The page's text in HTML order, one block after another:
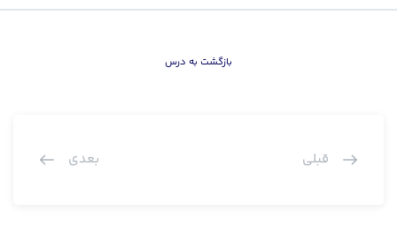
بازگشت به درس
قبلی بعدی